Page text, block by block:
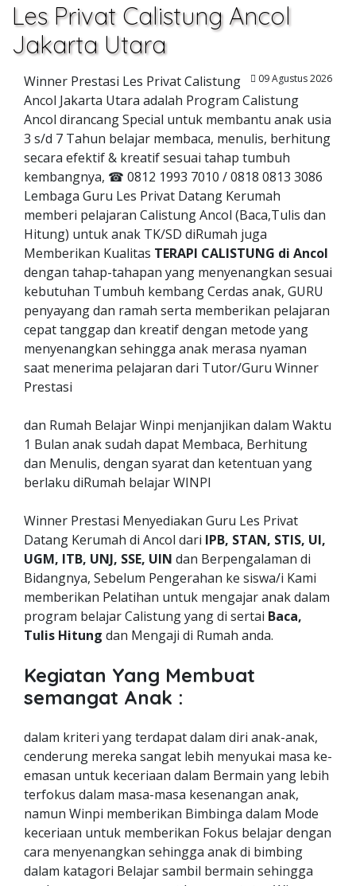
Les Privat Calistung Ancol
Jakarta Utara
09 Agustus 2026
Winner Prestasi Les Privat Calistung
Ancol Jakarta Utara adalah Program Calistung
Ancol dirancang Special untuk membantu anak usia
3 s/d 7 Tahun belajar membaca, menulis, berhitung
secara efektif & kreatif sesuai tahap tumbuh
kembangnya, ☎ 0812 1993 7010 / 0818 0813 3086
Lembaga Guru Les Privat Datang Kerumah
memberi pelajaran Calistung Ancol (Baca,Tulis dan
Hitung) untuk anak TK/SD diRumah juga
Memberikan Kualitas TERAPI CALISTUNG di Ancol
dengan tahap-tahapan yang menyenangkan sesuai
kebutuhan Tumbuh kembang Cerdas anak, GURU
penyayang dan ramah serta memberikan pelajaran
cepat tanggap dan kreatif dengan metode yang
menyenangkan sehingga anak merasa nyaman
saat menerima pelajaran dari Tutor/Guru Winner
Prestasi
dan Rumah Belajar Winpi menjanjikan dalam Waktu
1 Bulan anak sudah dapat Membaca, Berhitung
dan Menulis, dengan syarat dan ketentuan yang
berlaku diRumah belajar WINPI
Winner Prestasi Menyediakan Guru Les Privat
Datang Kerumah di Ancol dari IPB, STAN, STIS, UI,
UGM, ITB, UNJ, SSE, UIN dan Berpengalaman di
Bidangnya, Sebelum Pengerahan ke siswa/i Kami
memberikan Pelatihan untuk mengajar anak dalam
program belajar Calistung yang di sertai Baca,
Tulis Hitung dan Mengaji di Rumah anda.
Kegiatan Yang Membuat
semangat Anak :
dalam kriteri yang terdapat dalam diri anak-anak,
cenderung mereka sangat lebih menyukai masa ke-
emasan untuk keceriaan dalam Bermain yang lebih
terfokus dalam masa-masa kesenangan anak,
namun Winpi memberikan Bimbinga dalam Mode
keceriaan untuk memberikan Fokus belajar dengan
cara menyenangkan sehingga anak di bimbing
dalam katagori Belajar sambil bermain sehingga